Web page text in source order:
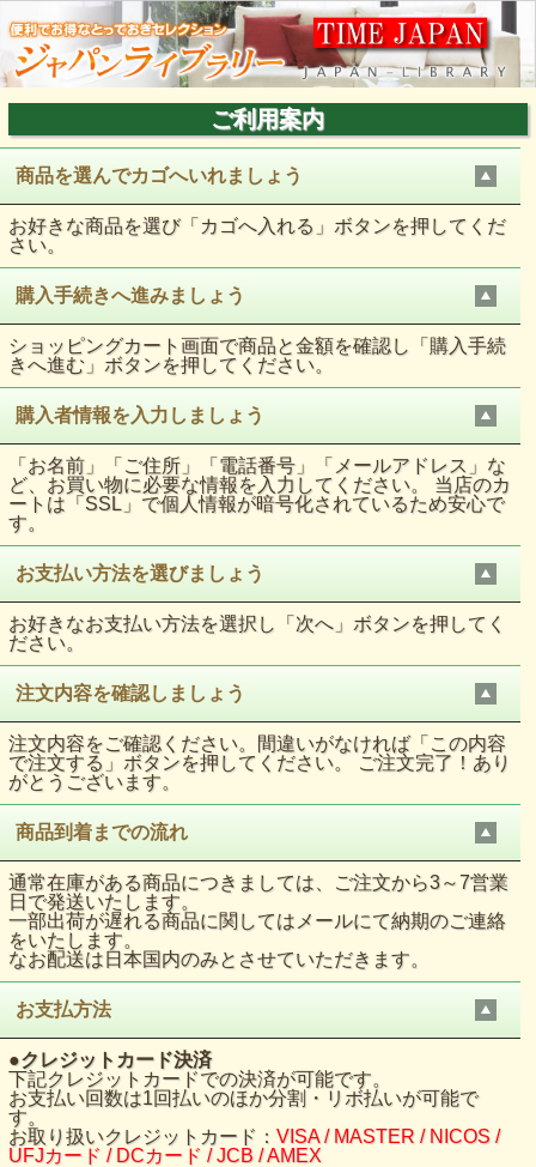
ご利用案内
商品を選んでカゴへいれましょう
お好きな商品を選び「カゴへ入れる」ボタンを押してくだ
さい。
購入手続きへ進みましょう
ショッピングカート画面で商品と金額を確認し「購入手続
きへ進む」ボタンを押してください。
購入者情報を入力しましょう
「お名前」「ご住所」「電話番号」「メールアドレス」な
ど、お買い物に必要な情報を入力してください。 当店のカ
ートは「SSL」で個人情報が暗号化されているため安心で
す。
お支払い方法を選びましょう
お好きなお支払い方法を選択し「次へ」ボタンを押してく
ださい。
注文内容を確認しましょう
注文内容をご確認ください。間違いがなければ「この内容
で注文する」ボタンを押してください。 ご注文完了！あり
がとうございます。
商品到着までの流れ
通常在庫がある商品につきましては、ご注文から3～7営業
日で発送いたします。
一部出荷が遅れる商品に関してはメールにて納期のご連絡
をいたします。
なお配送は日本国内のみとさせていただきます。
お支払方法
●クレジットカード決済
下記クレジットカードでの決済が可能です。
お支払い回数は1回払いのほか分割・リボ払いが可能で
す。
お取り扱いクレジットカード： VISA / MASTER / NICOS /
UFJカード / DCカード / JCB / AMEX